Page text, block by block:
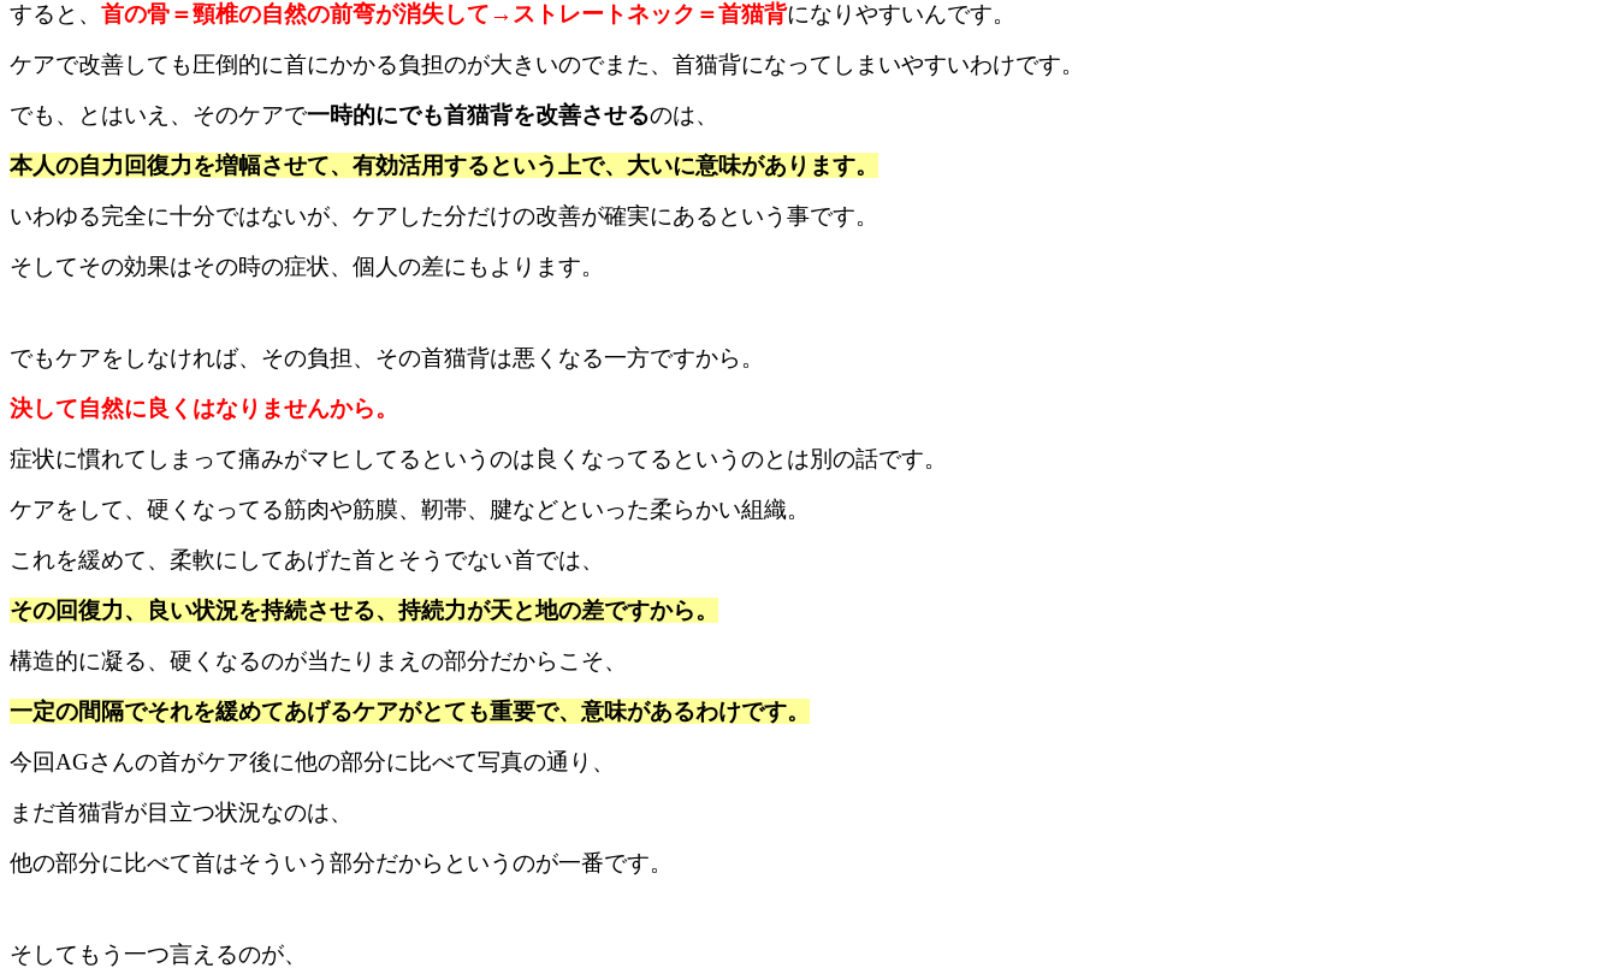
すると、 首の骨＝頸椎の自然の前弯が消失して→ストレートネック＝首猫背になりやすいんです。
ケアで改善しても圧倒的に首にかかる負担のが大きいのでまた、首猫背になってしまいやすいわけです。
でも、とはいえ、そのケアで一時的にでも首猫背を改善させるのは、
本人の自力回復力を増幅させて、有効活用するという上で、 大いに意味があります。
いわゆる完全に十分ではないが、ケアした分だけの改善が確実にあるという事です。
そしてその効果はその時の症状、個人の差にもよります。
でもケアをしなければ、その負担、その首猫背は悪くなる一方ですから。
決して自然に良くはなりませんから。
症状に慣れてしまって痛みがマヒしてるというのは良くなってるというのとは別の話です。
ケアをして、硬くなってる筋肉や筋膜、靭帯、腱などといった柔らかい組織。
これを緩めて、柔軟にしてあげた首とそうでない首では、
その回復力、良い状況を持続させる、 持続力が天と地の差ですから。
構造的に凝る、硬くなるのが当たりまえの部分だからこそ、
一定の間隔でそれを緩めてあげるケアがとても重要で、意味があるわけです。
今回AGさんの首がケア後に他の部分に比べて写真の通り、
まだ首猫背が目立つ状況なのは、
他の部分に比べて首はそういう部分だからというのが一番です。
そしてもう一つ言えるのが、